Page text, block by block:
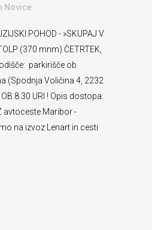
Novice
POHOD - »SKUPAJ V
(370 mnm) ČETRTEK,
parkirišče ob
(Spodnja Voličina 4, 2232
8.30 URI ! Opis dostopa:
avtoceste Maribor -
na izvoz Lenart in cesti